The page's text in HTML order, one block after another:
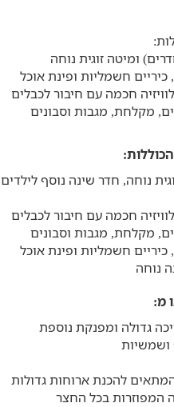
ומיטה זוגית נוחה
חשמליות ופינת אוכל
חכמה עם חיבור לכבלים
מקלחת, מגבות וסבונים
נוחה, חדר שינה נוסף לילדים
חכמה עם חיבור לכבלים
מקלחת, מגבות וסבונים
חשמליות ופינת אוכל
נוחה
מ:
גדולה ומפנקת נוספת
ושמשיות
להכנת ארוחות גדולות
המפוזרות בכל החצר